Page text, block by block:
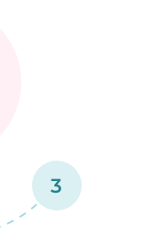
3